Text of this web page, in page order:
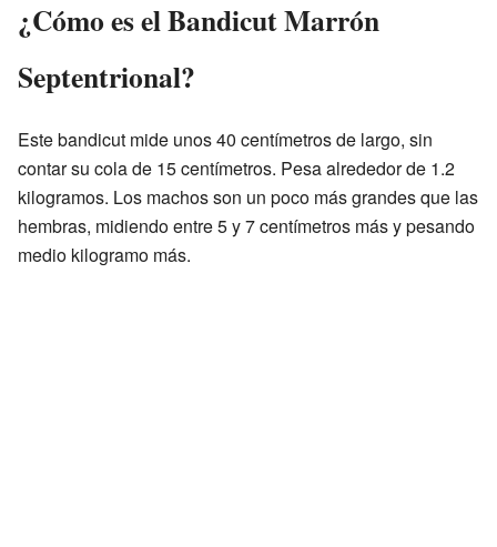
¿Cómo es el Bandicut Marrón
Septentrional?
Este bandicut mide unos 40 centímetros de largo, sin
contar su cola de 15 centímetros. Pesa alrededor de 1.2
kilogramos. Los machos son un poco más grandes que las
hembras, midiendo entre 5 y 7 centímetros más y pesando
medio kilogramo más.